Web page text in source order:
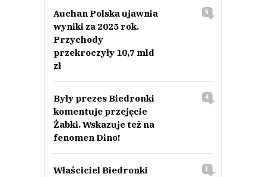
Auchan Polska ujawnia
wyniki za 2025 rok.
Przychody
przekroczyły 10,7 mld
zł
5
Były prezes Biedronki
komentuje przejęcie
Żabki. Wskazuje też na
fenomen Dino!
4
Właściciel Biedronki
3